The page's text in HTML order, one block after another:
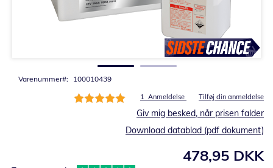
Varenummer 100010439
Bedømmelse:
1 Anmeldelse Tilføj din anmeldelse
478,95 DKK
Giv mig besked, når prisen falder
Download datablad (pdf dokument)